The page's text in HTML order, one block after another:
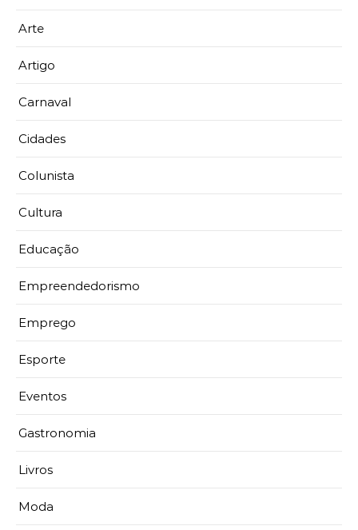
Arte
Artigo
Carnaval
Cidades
Colunista
Cultura
Educação
Empreendedorismo
Emprego
Esporte
Eventos
Gastronomia
Livros
Moda